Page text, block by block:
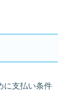
に支払い条件